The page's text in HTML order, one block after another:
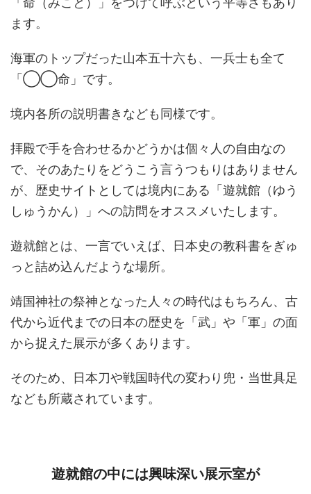
ます。
海軍のトップだった山本五十六も、一兵士も全て
「◯◯命」です。
境内各所の説明書きなども同様です。
拝殿で手を合わせるかどうかは個々人の自由なの
で、そのあたりをどうこう言うつもりはありません
が、歴史サイトとしては境内にある「遊就館（ゆう
しゅうかん）」への訪問をオススメいたします。
遊就館とは、一言でいえば、日本史の教科書をぎゅ
っと詰め込んだような場所。
靖国神社の祭神となった人々の時代はもちろん、古
代から近代までの日本の歴史を「武」や「軍」の面
から捉えた展示が多くあります。
そのため、日本刀や戦国時代の変わり兜・当世具足
なども所蔵されています。
遊就館の中には興味深い展示室が